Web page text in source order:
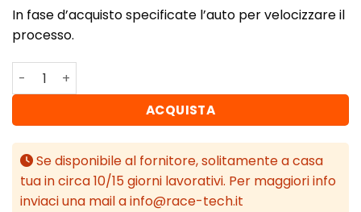
In fase d’acquisto specificate l’auto per velocizzare il
processo.
Concaver CVR6 20x10,5 ET45 5x112 Platinum Black
ACQUISTA
Se disponibile al fornitore, solitamente a casa
tua in circa 10/15 giorni lavorativi. Per maggiori info
inviaci una mail a info@race-tech.it